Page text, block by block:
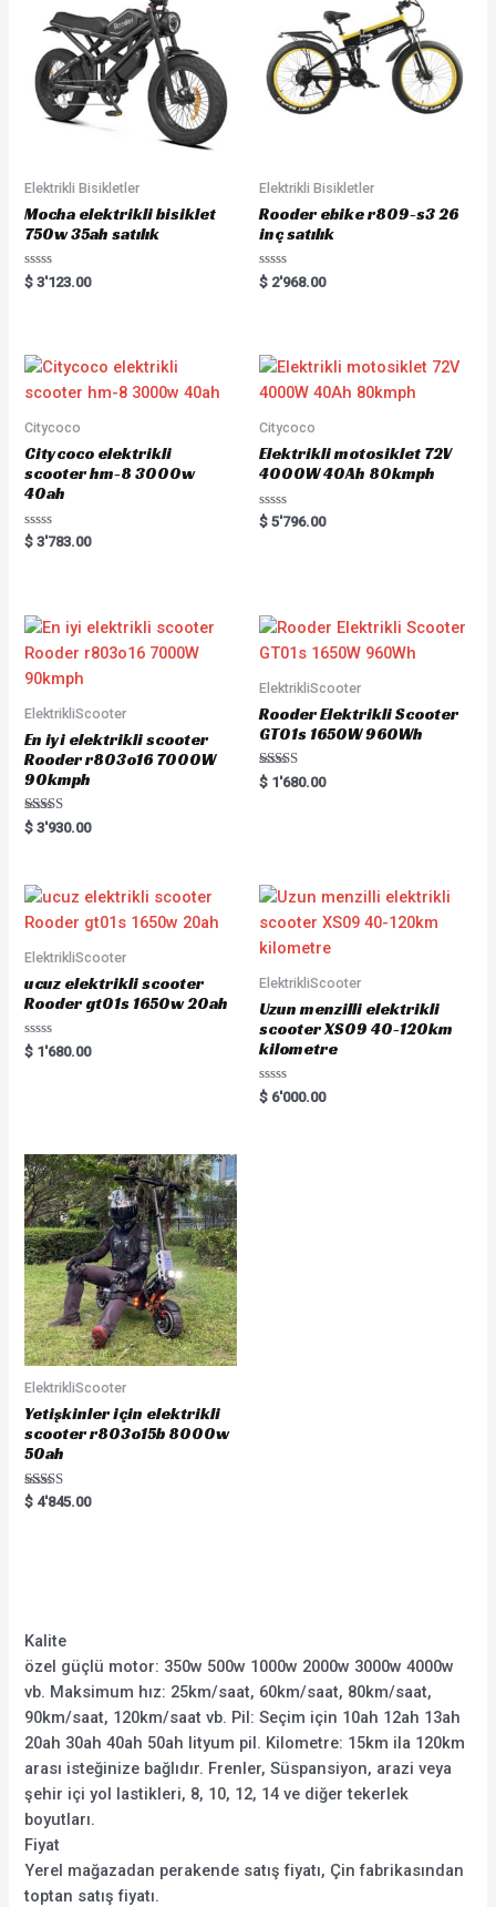
Elektrikli Bisikletler
Mocha elektrikli bisiklet
750w 35ah satılık
Rated
0
$ 3'123.00
Elektrikli Bisikletler
Rooder ebike r809-s3 26
inç satılık
Rated
0
$ 2'968.00
Citycoco
Citycoco elektrikli
scooter hm-8 3000w
40ah
Rated
0
$ 3'783.00
Citycoco
Elektrikli motosiklet 72V
4000W 40Ah 80kmph
Rated
0
$ 5'796.00
ElektrikliScooter
En iyi elektrikli scooter
Rooder r803o16 7000W
90kmph
Rated
5.00
$ 3'930.00
ElektrikliScooter
Rooder Elektrikli Scooter
GT01s 1650W 960Wh
Rated
5.00
$ 1'680.00
ElektrikliScooter
ucuz elektrikli scooter
Rooder gt01s 1650w 20ah
Rated
0
$ 1'680.00
ElektrikliScooter
Uzun menzilli elektrikli
scooter XS09 40-120km
kilometre
Rated
0
$ 6'000.00
ElektrikliScooter
Yetişkinler için elektrikli
scooter r803o15b 8000w
50ah
Rated
5.00
$ 4'845.00
Kalite
özel güçlü motor: 350w 500w 1000w 2000w 3000w 4000w
vb. Maksimum hız: 25km/saat, 60km/saat, 80km/saat,
90km/saat, 120km/saat vb. Pil: Seçim için 10ah 12ah 13ah
20ah 30ah 40ah 50ah lityum pil. Kilometre: 15km ila 120km
arası isteğinize bağlıdır. Frenler, Süspansiyon, arazi veya
şehir içi yol lastikleri, 8, 10, 12, 14 ve diğer tekerlek
boyutları.
Fiyat
Yerel mağazadan perakende satış fiyatı, Çin fabrikasından
toptan satış fiyatı.